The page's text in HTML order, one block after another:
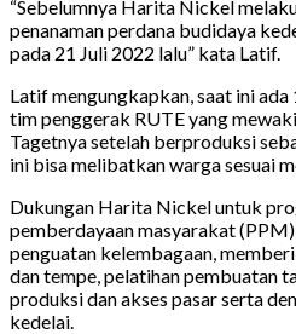
“Sebelumnya Harita Nickel
penanaman perdana budidaya
pada 21 Juli 2022 lalu” kata Latif.
Latif mengungkapkan, saat ini
tim penggerak RUTE yang
Tagetnya setelah berproduksi
ini bisa melibatkan warga sesuai
Dukungan Harita Nickel untuk
pemberdayaan masyarakat
penguatan kelembagaan,
dan tempe, pelatihan pembuatan
produksi dan akses pasar serta
kedelai.